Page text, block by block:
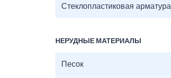
Стеклопластиковая арматура
НЕРУДНЫЕ МАТЕРИАЛЫ
Песок